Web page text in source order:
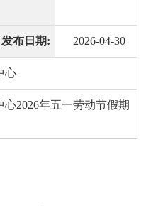
发布日期: 2026-04-30
心
2026年五一劳动节假期